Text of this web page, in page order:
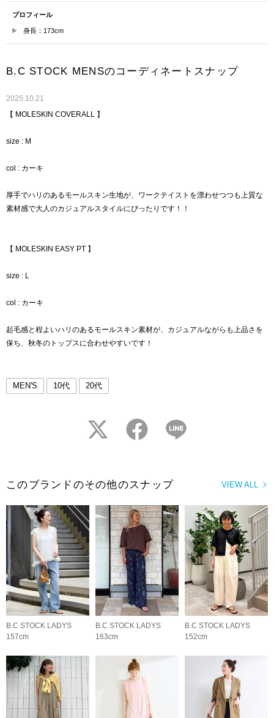
プロフィール
身長：173cm
B.C STOCK MENSのコーディネートスナップ
2025.10.21
【 MOLESKIN COVERALL 】
size : M
col : カーキ
厚手でハリのあるモールスキン生地が、ワークテイストを漂わせつつも上質な
素材感で大人のカジュアルスタイルにぴったりです！！
【 MOLESKIN EASY PT 】
size : L
col : カーキ
起毛感と程よいハリのあるモールスキン素材が、カジュアルながらも上品さを
保ち、秋冬のトップスに合わせやすいです！
MEN'S 10代 20代
twitter facebook
VIEW ALL
このブランドのその他のスナップ
B.C STOCK LADYS
157cm
B.C STOCK LADYS
163cm
B.C STOCK LADYS
152cm